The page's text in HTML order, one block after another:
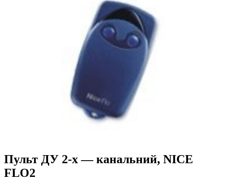
Пульт ДУ 2-x — канальний, NICE
FLO2